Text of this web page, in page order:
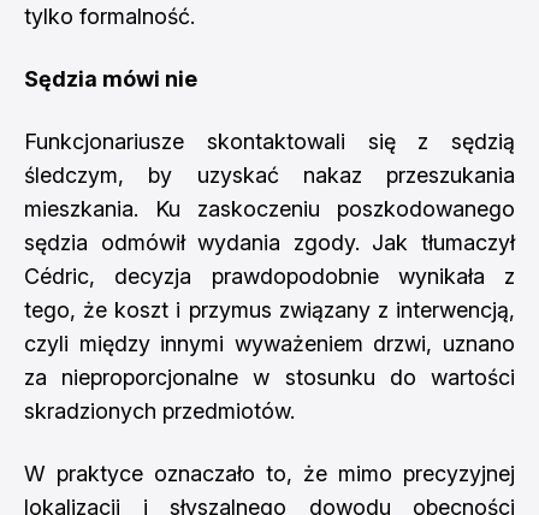
tylko formalność.
Sędzia mówi nie
Funkcjonariusze skontaktowali się z sędzią
śledczym, by uzyskać nakaz przeszukania
mieszkania. Ku zaskoczeniu poszkodowanego
sędzia odmówił wydania zgody. Jak tłumaczył
Cédric, decyzja prawdopodobnie wynikała z
tego, że koszt i przymus związany z interwencją,
czyli między innymi wyważeniem drzwi, uznano
za nieproporcjonalne w stosunku do wartości
skradzionych przedmiotów.
W praktyce oznaczało to, że mimo precyzyjnej
lokalizacji i słyszalnego dowodu obecności